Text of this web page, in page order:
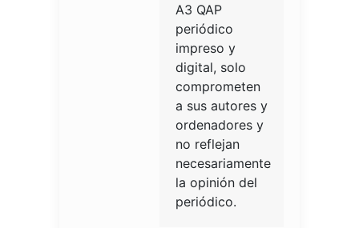
A3 QAP
periódico
impreso y
digital, solo
comprometen
a sus autores y
ordenadores y
no reflejan
necesariamente
la opinión del
periódico.